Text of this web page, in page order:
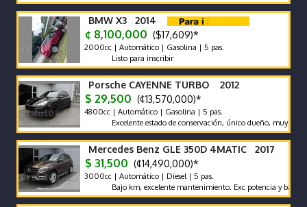
BMW X3 2014
¢ 8,100,000 ($17,609)*
2000cc | Automático | Gasolina | 5 pas.
Listo para inscribir
Porsche CAYENNE TURBO 2012
$ 29,500 (¢13,570,000)*
4800cc | Automático | Gasolina | 5 pas.
Excelente estado de conservación, único dueño, muy bajo
Mercedes Benz GLE 350D 4MATIC 2017
$ 31,500 (¢14,490,000)*
3000cc | Automático | Diesel | 5 pas.
Bajo km, excelente mantenimiento. Exc potencia y bajo